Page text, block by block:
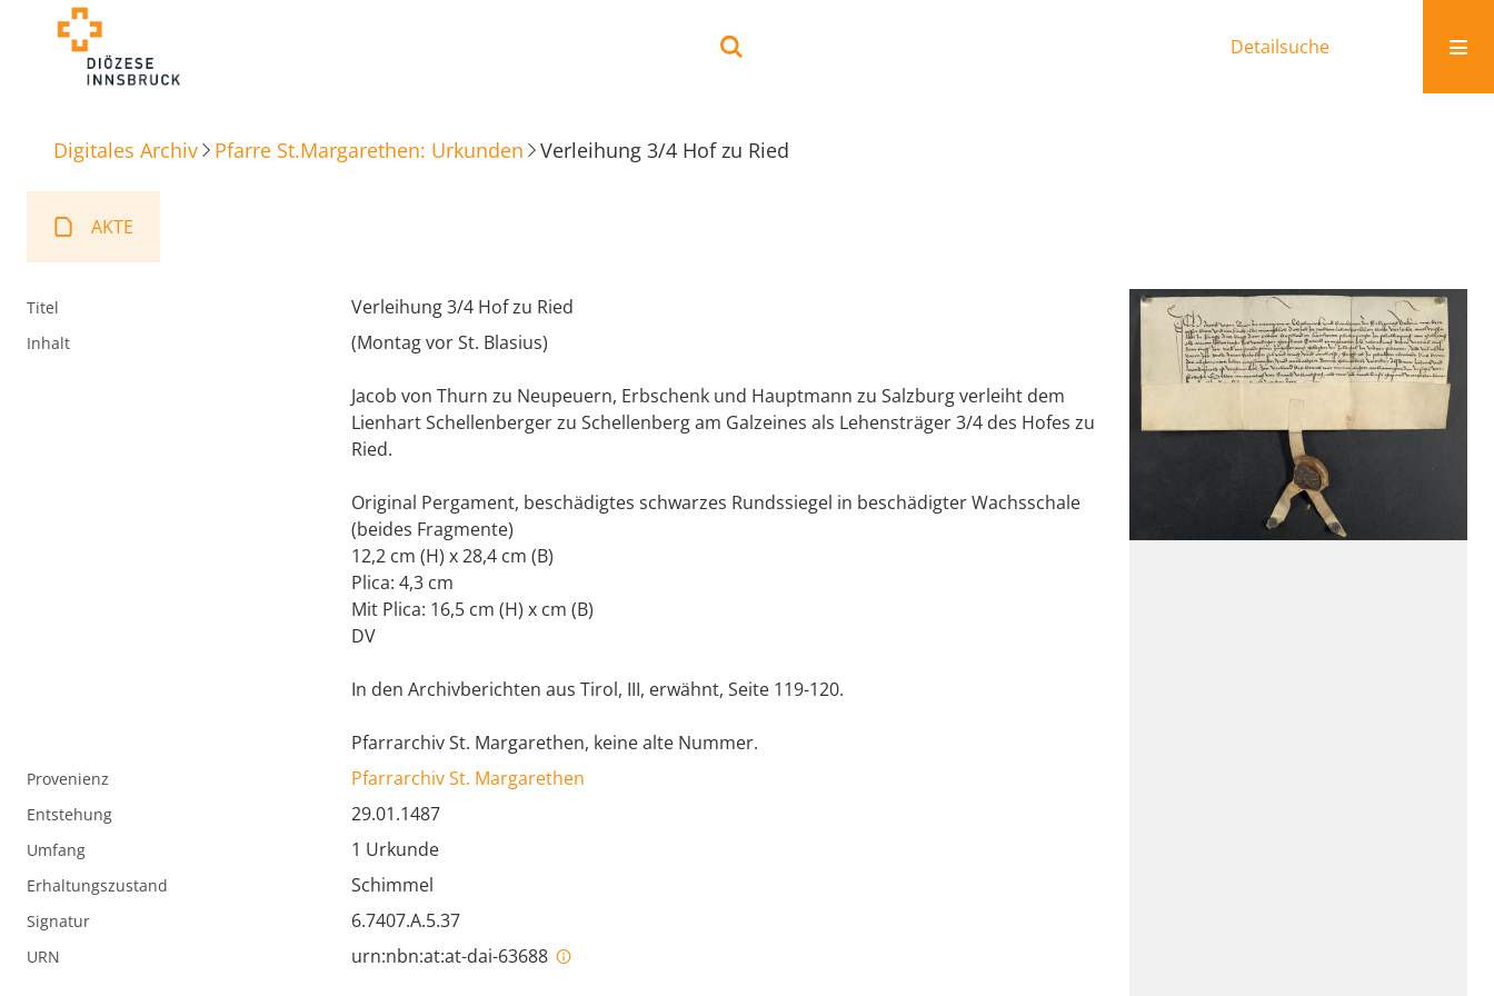
Detailsuche
Digitales Archiv Pfarre St.Margarethen: Urkunden Verleihung 3/4 Hof zu Ried
AKTE
Titel Verleihung 3/4 Hof zu Ried
Inhalt (Montag vor St. Blasius)
Jacob von Thurn zu Neupeuern, Erbschenk und Hauptmann zu Salzburg verleiht dem
Lienhart Schellenberger zu Schellenberg am Galzeines als Lehensträger 3/4 des Hofes zu
Ried.
Original Pergament, beschädigtes schwarzes Rundssiegel in beschädigter Wachsschale
(beides Fragmente)
12,2 cm (H) x 28,4 cm (B)
Plica: 4,3 cm
Mit Plica: 16,5 cm (H) x cm (B)
DV
In den Archivberichten aus Tirol, III, erwähnt, Seite 119-120.
Pfarrarchiv St. Margarethen, keine alte Nummer.
Provenienz Pfarrarchiv St. Margarethen
Entstehung 29.01.1487
Umfang 1 Urkunde
Erhaltungszustand Schimmel
Signatur 6.7407.A.5.37
URN urn:nbn:at:at-dai-63688